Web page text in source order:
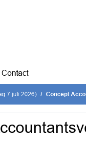
Contact
7 juli 2026) Concept